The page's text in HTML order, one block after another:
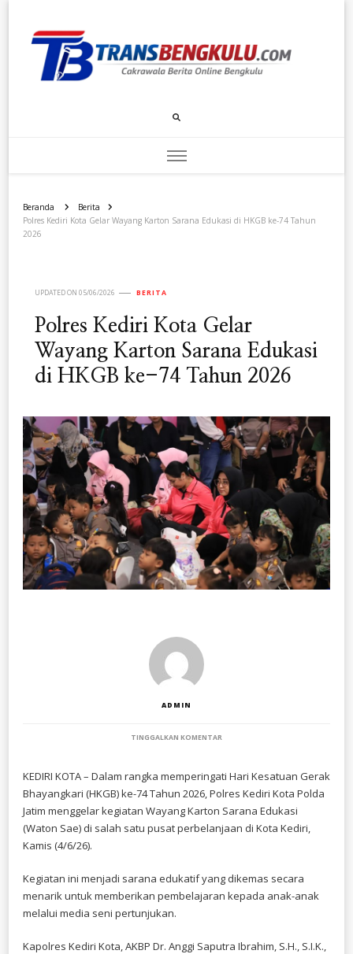
Transbengkulu.com
Beranda
Berita
Polres Kediri Kota Gelar Wayang Karton Sarana Edukasi di HKGB ke-74 Tahun
2026
UPDATED ON 05/06/2026 BERITA
Polres Kediri Kota Gelar
Wayang Karton Sarana Edukasi
di HKGB ke-74 Tahun 2026
ADMIN
TINGGALKAN KOMENTAR
KOTA
WAYANG
KARTON
EDUKASI
74
TAHUN
2026
KEDIRI KOTA – Dalam rangka memperingati Hari Kesatuan Gerak
Bhayangkari (HKGB) ke-74 Tahun 2026, Polres Kediri Kota Polda
Jatim menggelar kegiatan Wayang Karton Sarana Edukasi
(Waton Sae) di salah satu pusat perbelanjaan di Kota Kediri,
Kamis (4/6/26).
Kegiatan ini menjadi sarana edukatif yang dikemas secara
menarik untuk memberikan pembelajaran kepada anak-anak
melalui media seni pertunjukan.
Kapolres Kediri Kota, AKBP Dr. Anggi Saputra Ibrahim, S.H., S.I.K.,